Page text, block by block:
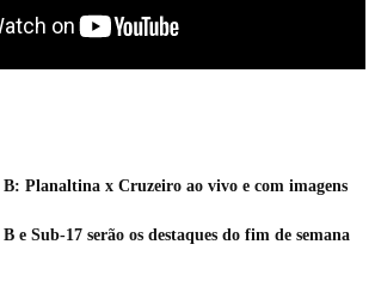
B: Planaltina x Cruzeiro ao vivo e com imagens
e Sub-17 serão os destaques do fim de semana